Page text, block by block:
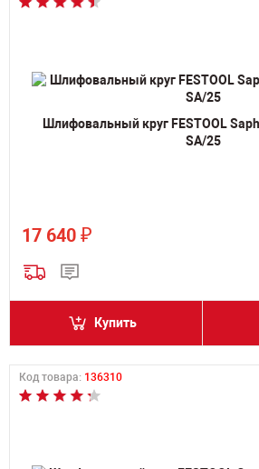
Шлифовальный круг FESTOOL
SA/25
17 640 ₽
Купить
Код товара: 136310